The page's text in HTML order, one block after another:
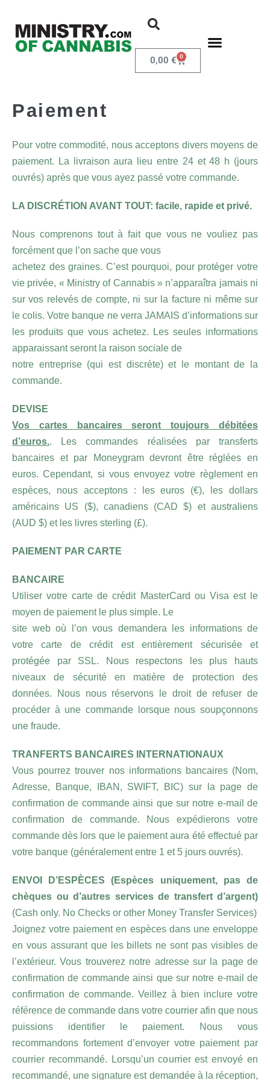
0,00 € 0
Paiement
Pour votre commodité, nous acceptons divers moyens de
paiement. La livraison aura lieu entre 24 et 48 h (jours
ouvrés) après que vous ayez passé votre commande.
LA DISCRÉTION AVANT TOUT: facile, rapide et privé.
Nous comprenons tout à fait que vous ne vouliez pas
forcément que l’on sache que vous
achetez des graines. C’est pourquoi, pour protéger votre
vie privée, « Ministry of Cannabis » n’apparaîtra jamais ni
sur vos relevés de compte, ni sur la facture ni même sur
le colis. Votre banque ne verra JAMAIS d’informations sur
les produits que vous achetez. Les seules informations
apparaissant seront la raison sociale de
notre entreprise (qui est discrète) et le montant de la
commande.
DEVISE
Vos cartes bancaires seront toujours débitées
d’euros.. Les commandes réalisées par transferts
bancaires et par Moneygram devront être réglées en
euros. Cependant, si vous envoyez votre règlement en
espèces, nous acceptons : les euros (€), les dollars
américains US ($), canadiens (CAD $) et australiens
(AUD $) et les livres sterling (£).
PAIEMENT PAR CARTE
BANCAIRE
Utiliser votre carte de crédit MasterCard ou Visa est le
moyen de paiement le plus simple. Le
site web où l’on vous demandera les informations de
votre carte de crédit est entièrement sécurisée et
protégée par SSL. Nous respectons les plus hauts
niveaux de sécurité en matière de protection des
données. Nous nous réservons le droit de refuser de
procéder à une commande lorsque nous soupçonnons
une fraude.
TRANFERTS BANCAIRES INTERNATIONAUX
Vous pourrez trouver nos informations bancaires (Nom,
Adresse, Banque, IBAN, SWIFT, BIC) sur la page de
confirmation de commande ainsi que sur notre e-mail de
confirmation de commande. Nous expédierons votre
commande dès lors que le paiement aura été effectué par
votre banque (généralement entre 1 et 5 jours ouvrés).
ENVOI D’ESPÈCES (Espèces uniquement, pas de
chèques ou d’autres services de transfert d’argent)
(Cash only. No Checks or other Money Transfer Services)
Joignez votre paiement en espèces dans une enveloppe
en vous assurant que les billets ne sont pas visibles de
l’extérieur. Vous trouverez notre adresse sur la page de
confirmation de commande ainsi que sur notre e-mail de
confirmation de commande. Veillez à bien inclure votre
référence de commande dans votre courrier afin que nous
puissions identifier le paiement. Nous vous
recommandons fortement d’envoyer votre paiement par
courrier recommandé. Lorsqu’un courrier est envoyé en
recommandé, une signature est demandée à la réception,